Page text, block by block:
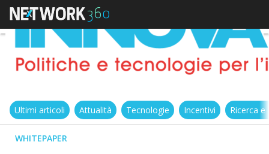
Ultimi articoli Attualità Tecnologie Incentivi Ricerca
WHITEPAPER